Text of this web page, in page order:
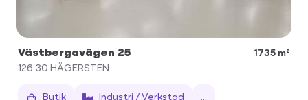
Västbergavägen 25
1735 m²
126 30 HÄGERSTEN
Butik Industri / Verkstad ...